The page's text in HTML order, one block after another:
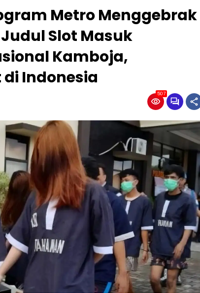
Metro Menggebrak
Slot Masuk
Kamboja,
Indonesia
507